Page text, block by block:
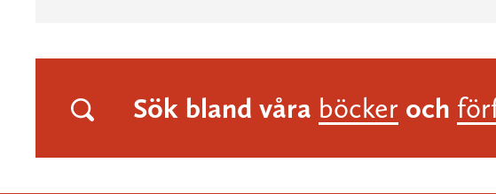
Sök bland våra böcker och